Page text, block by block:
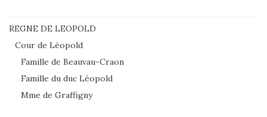
REGNE DE LEOPOLD
Cour de Léopold
Famille de Beauvau-Craon
Famille du duc Léopold
Mme de Graffigny